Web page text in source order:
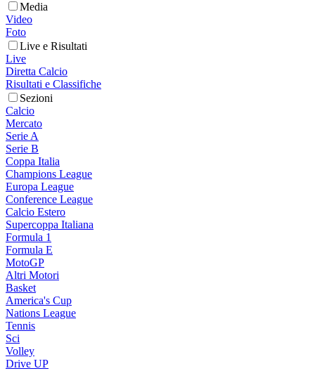
Media
Video
Foto
Live e Risultati
Live
Diretta Calcio
Risultati e Classifiche
Sezioni
Calcio
Mercato
Serie A
Serie B
Coppa Italia
Champions League
Europa League
Conference League
Calcio Estero
Supercoppa Italiana
Formula 1
Formula E
MotoGP
Altri Motori
Basket
America's Cup
Nations League
Tennis
Sci
Volley
Drive UP